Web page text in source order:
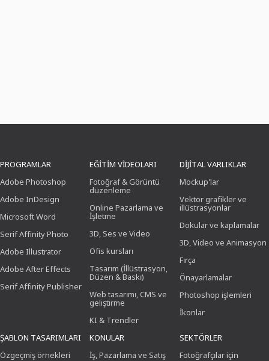
PROGRAMLAR
Adobe Photoshop
Adobe InDesign
Microsoft Word
Serif Affinity Photo
Adobe Illustrator
Adobe After Effects
Serif Affinity Publisher
EĞITIM VIDEOLARI
Fotoğraf & Görüntü
düzenleme
Online Pazarlama ve
İşletme
3D, Ses ve Video
Ofis kursları
Tasarım (İllüstrasyon,
Düzen & Baskı)
Web tasarımı, CMS ve
geliştirme
KI & Trendler
DIJITAL VARLIKLAR
Mockup'lar
Vektör grafikler ve
illüstrasyonlar
Dokular ve kaplamalar
3D, Video ve Animasyon
Fırça
Önayarlamalar
Photoshop işlemleri
İkonlar
ŞABLON TASARIMLARI
Özgeçmiş örnekleri
KONULAR
İş, Pazarlama ve Satış
SEKTÖRLER
Fotoğrafçılar için